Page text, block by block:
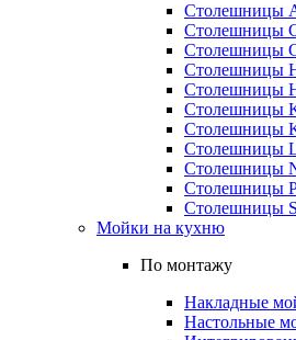
Столешницы
Столешницы
Столешницы
Столешницы
Столешницы
Столешницы
Столешницы
Столешницы
Столешницы
Столешницы
Столешницы
Мойки на кухню
По монтажу
Накладные
Настольные